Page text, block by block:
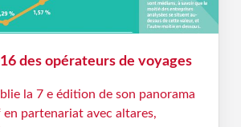
des opérateurs de voyages
la 7 e édition de son panorama
partenariat avec altares,